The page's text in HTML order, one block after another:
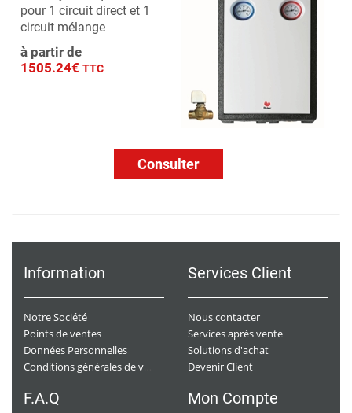
pour 1 circuit direct et 1
circuit mélange
à partir de
1505.24€ TTC
Consulter
Information
Notre Société
Points de ventes
Données Personnelles
Services Client
Nous contacter
Services après vente
Solutions d'achat
Devenir Client
F.A.Q Mon Compte